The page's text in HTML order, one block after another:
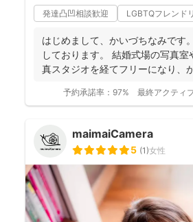
発達凸凹相談歓迎 LGBTQフレンド
はじめまして、かいづちなみです
しております。 結婚式場の写真室
真スタジオを経てフリーになり、
予約承諾率： 97% 最終アクティ
maimaiCamera
5 (1)女性